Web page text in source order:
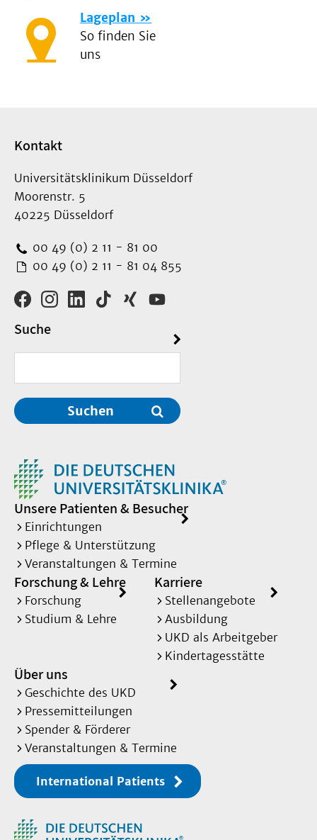
Lageplan
So finden Sie
uns
Kontakt
Universitätsklinikum Düsseldorf
Moorenstr. 5
40225 Düsseldorf
00 49 (0) 2 11 - 81 00
00 49 (0) 2 11 - 81 04 855
Suche
Suchen
Unsere Patienten & Besucher
Einrichtungen
Pflege & Unterstützung
Veranstaltungen & Termine
Forschung & Lehre
Forschung
Studium & Lehre
Karriere
Stellenangebote
Ausbildung
UKD als Arbeitgeber
Kindertagesstätte
Über uns
Geschichte des UKD
Pressemitteilungen
Spender & Förderer
Veranstaltungen & Termine
International Patients